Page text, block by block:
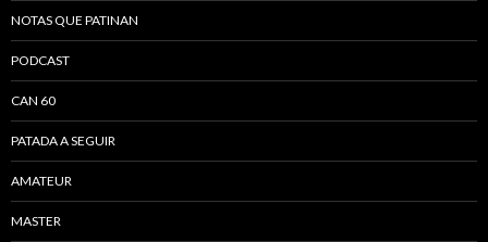
NOTAS QUE PATINAN
PODCAST
CAN 60
PATADA A SEGUIR
AMATEUR
MASTER